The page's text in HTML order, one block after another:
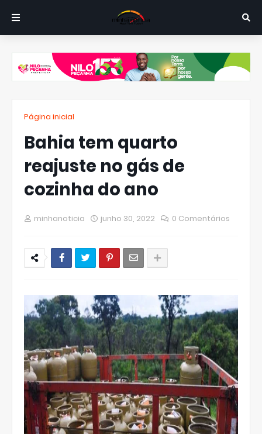
Página inicial
Bahia tem quarto
reajuste no gás de
cozinha do ano
minhanoticia junho 30, 2022 0 Comentários